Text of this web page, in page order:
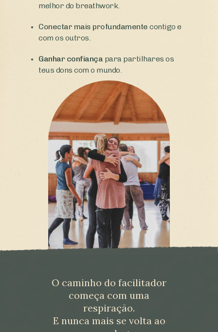
melhor do breathwork.
Conectar mais profundamentecontigo e
com os outros.
Ganhar confiança para partilhares os
teus dons com o mundo.
O caminho do facilitador
começa com uma
respiração.
E nunca mais se volta ao